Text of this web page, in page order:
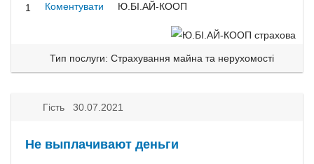
1 Коментувати Ю.БІ.АЙ-КООП
Тип послуги: Страхування майна та нерухомості
Гість 30.07.2021
Не выплачивают деньги